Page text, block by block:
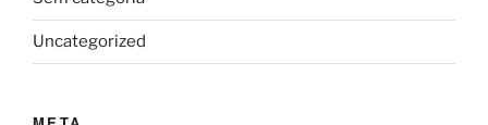
Uncategorized